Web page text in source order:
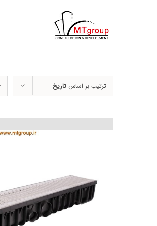
ترتیب بر اساس تاریخ